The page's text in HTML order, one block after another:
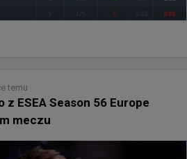
temu
z ESEA Season 56 Europe
meczu